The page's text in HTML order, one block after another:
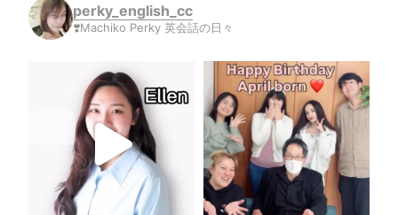
perky_english_cc
❣️Machiko Perky 英会話の日々